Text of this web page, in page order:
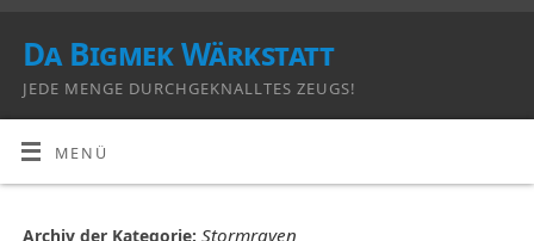
Da Bigmek Wärkstatt
JEDE MENGE DURCHGEKNALLTES ZEUGS!
MENÜ
Archiv der Kategorie: Stormraven